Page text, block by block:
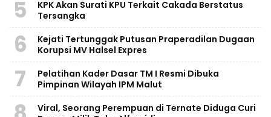
5
KPK Akan Surati KPU Terkait Cakada Berstatus
Tersangka
6
Kejati Tertunggak Putusan Praperadilan Dugaan
Korupsi MV Halsel Expres
7
Pelatihan Kader Dasar TM I Resmi Dibuka
Pimpinan Wilayah IPM Malut
Viral, Seorang Perempuan di Ternate Diduga Curi